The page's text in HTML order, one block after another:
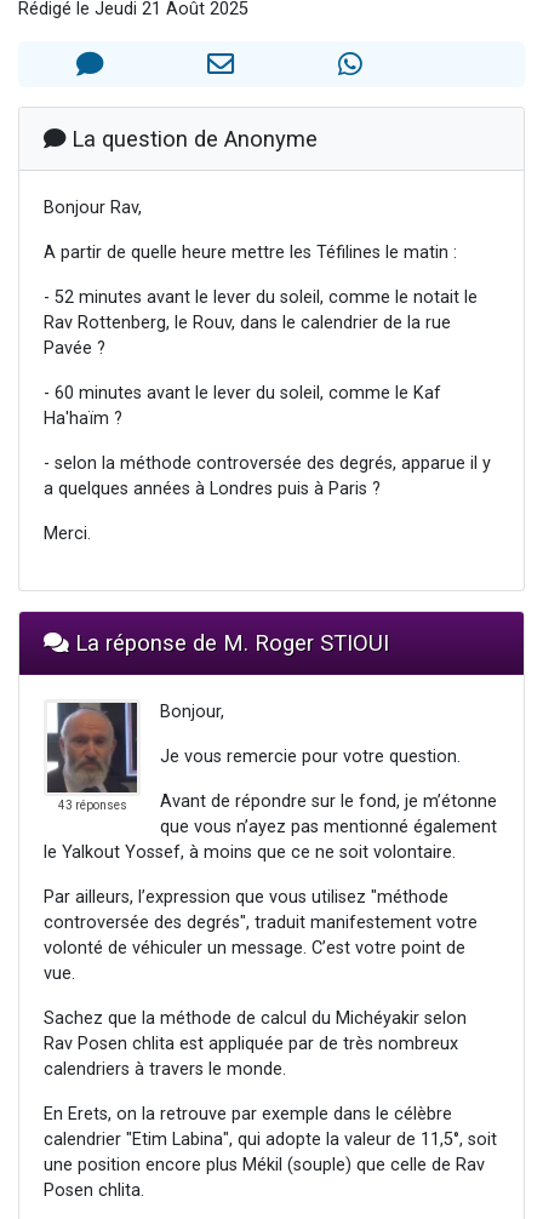
Il reste 49 places pour étudier en groupe sur Zoom
2 nouvelles musiques dans Torah-Box Music
6 personnes viennent de nous rejoindre sur WhatsApp
Rédigé le Jeudi 21 Août 2025
La question de Anonyme
Bonjour Rav,
A partir de quelle heure mettre les Téfilines le matin :
- 52 minutes avant le lever du soleil, comme le notait le
Rav Rottenberg, le Rouv, dans le calendrier de la rue
Pavée ?
- 60 minutes avant le lever du soleil, comme le Kaf
Ha'haïm ?
- selon la méthode controversée des degrés, apparue il y
a quelques années à Londres puis à Paris ?
Merci.
La réponse de M. Roger STIOUI
43 réponses
Bonjour,
Je vous remercie pour votre question.
Avant de répondre sur le fond, je m’étonne
que vous n’ayez pas mentionné également
le Yalkout Yossef, à moins que ce ne soit volontaire.
Par ailleurs, l’expression que vous utilisez "méthode
controversée des degrés", traduit manifestement votre
volonté de véhiculer un message. C’est votre point de
vue.
Sachez que la méthode de calcul du Michéyakir selon
Rav Posen chlita est appliquée par de très nombreux
calendriers à travers le monde.
En Erets, on la retrouve par exemple dans le célèbre
calendrier "Etim Labina", qui adopte la valeur de 11,5°, soit
une position encore plus Mékil (souple) que celle de Rav
Posen chlita.